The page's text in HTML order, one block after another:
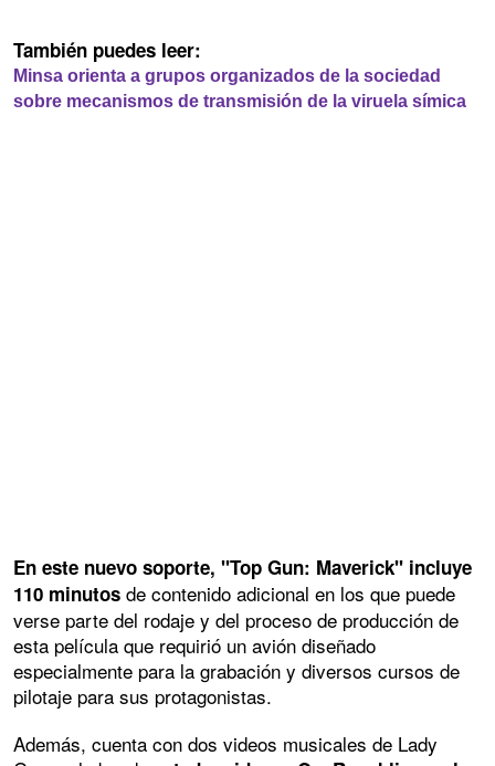
También puedes leer:
Minsa orienta a grupos organizados de la sociedad
sobre mecanismos de transmisión de la viruela símica
En este nuevo soporte, "Top Gun: Maverick" incluye
110 minutos de contenido adicional en los que puede
verse parte del rodaje y del proceso de producción de
esta película que requirió un avión diseñado
especialmente para la grabación y diversos cursos de
pilotaje para sus protagonistas.
Además, cuenta con dos videos musicales de Lady